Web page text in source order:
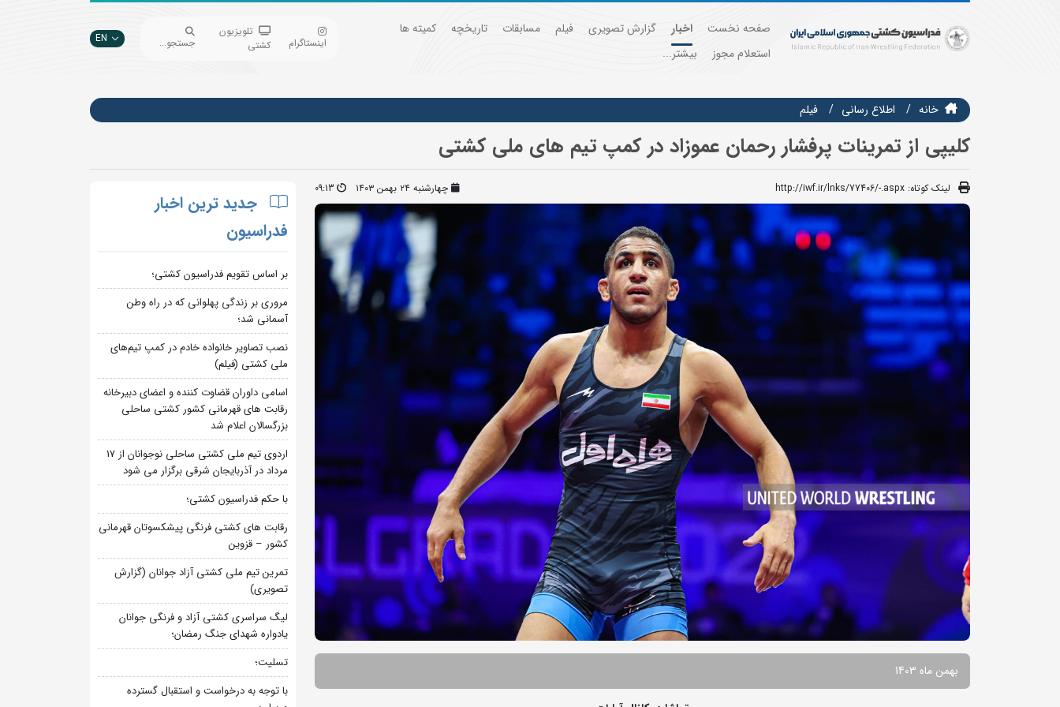
صفحه نخست اخبار گزارش تصویری فیلم مسابقات تاریخچه
کمیته ها
استعلام مجوز
بیشتر...
اینستاگرام
تلویزیون
کشتی
جستجو... EN
خانه اطلاع رسانی فيلم
کلیپی از تمرینات پرفشار رحمان عموزاد در کمپ تیم های ملی کشتی
لینک کوتاه: http://iwf.ir/lnks/77406/-.aspx چهارشنبه ۲۴ بهمن ۱۴۰۳ 09:13
بهمن ماه 1403
جدید ترین اخبار
فدراسیون
بر اساس تقویم فدراسیون کشتی؛
مروری بر زندگی پهلوانی که در راه وطن
آسمانی شد؛
نصب تصاویر خانواده خادم در کمپ تیم‌های
ملی کشتی (فیلم)
اسامی داوران قضاوت کننده و اعضای دبیرخانه
رقابت های قهرمانی کشور کشتی ساحلی
بزرگسالان اعلام شد
اردوی تیم ملی کشتی ساحلی نوجوانان از 17
مرداد در آذربایجان شرقی برگزار می شود
با حکم فدراسیون کشتی؛
رقابت های کشتی فرنگی پیشکسوتان قهرمانی
کشور – قزوین
تمرین تیم ملی کشتی آزاد جوانان (گزارش
تصویری)
لیگ سراسری کشتی آزاد و فرنگی جوانان
یادواره شهدای جنگ رمضان؛
تسلیت؛
با توجه به درخواست و استقبال گسترده